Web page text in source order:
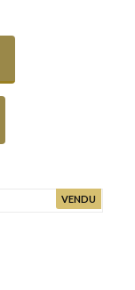
VENDU